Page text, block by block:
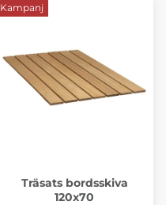
Kampanj
Träsats bordsskiva
120x70